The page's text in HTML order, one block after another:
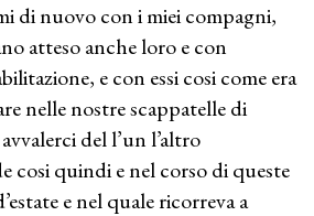
di nuovo con i miei compagni,
atteso anche loro e con
e con essi cosi come era
nelle nostre scappatelle di
del l’un l’altro
cosi quindi e nel corso di queste
e nel quale ricorreva a